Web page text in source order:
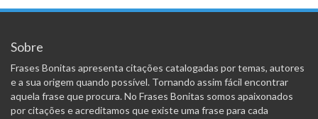
Sobre
Frases Bonitas apresenta citações catalogadas por temas, autores
e a sua origem quando possível. Tornando assim fácil encontrar
aquela frase que procura. No Frases Bonitas somos apaixonados
por citações e acreditamos que existe uma frase para cada